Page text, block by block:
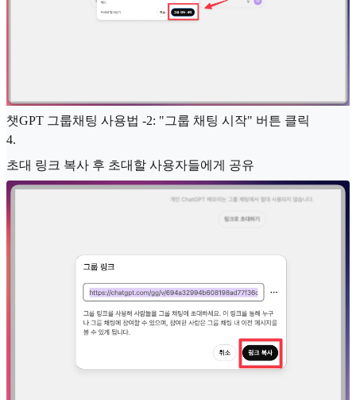
챗GPT 그룹채팅 사용법 -2: "그룹 채팅 시작" 버튼 클릭
4.
초대 링크 복사 후 초대할 사용자들에게 공유